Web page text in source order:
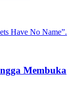
Membuka